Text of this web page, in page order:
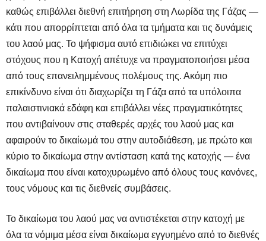
καθώς επιβάλλει διεθνή επιτήρηση στη Λωρίδα της Γάζας —
κάτι που απορρίπτεται από όλα τα τμήματα και τις δυνάμεις
του λαού μας. Το ψήφισμα αυτό επιδιώκει να επιτύχει
στόχους που η Κατοχή απέτυχε να πραγματοποιήσει μέσα
από τους επανειλημμένους πολέμους της. Ακόμη πιο
επικίνδυνο είναι ότι διαχωρίζει τη Γάζα από τα υπόλοιπα
παλαιστινιακά εδάφη και επιβάλλει νέες πραγματικότητες
που αντιβαίνουν στις σταθερές αρχές του λαού μας και
αφαιρούν το δικαίωμά του στην αυτοδιάθεση, με πρώτο και
κύριο το δικαίωμα στην αντίσταση κατά της κατοχής — ένα
δικαίωμα που είναι κατοχυρωμένο από όλους τους κανόνες,
τους νόμους και τις διεθνείς συμβάσεις.
Το δικαίωμα του λαού μας να αντιστέκεται στην κατοχή με
όλα τα νόμιμα μέσα είναι δικαίωμα εγγυημένο από το διεθνές